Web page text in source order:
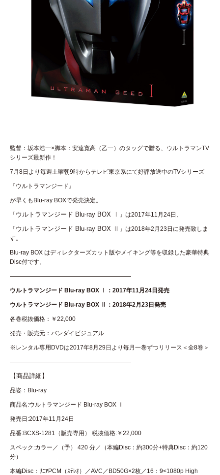
監督：坂本浩一×脚本：安達寛高（乙一）のタッグで贈る、ウルトラマンTV
シリーズ最新作！
7月8日より毎週土曜朝9時からテレビ東京系にて好評放送中のTVシリーズ
『ウルトラマンジード』
が早くもBlu-ray BOXで発売決定。
「ウルトラマンジード Blu-ray BOX Ⅰ 」は2017年11月24日、
「ウルトラマンジード Blu-ray BOX Ⅱ 」は2018年2月23日に発売致しま
す。
Blu-ray BOX はディレクターズカット版やメイキング等を収録した豪華特典
Disc付です。
———————————————————
ウルトラマンジード Blu-ray BOX Ⅰ：2017年11月24日発売
ウルトラマンジード Blu-ray BOX Ⅱ：2018年2月23日発売
各巻税抜価格：￥22,000
発売・販売元：バンダイビジュアル
※レンタル専用DVDは2017年8月29日より毎月一巻ずつリリース＜全8巻＞
———————————————————
【商品詳細】
品姿：Blu-ray
商品名:ウルトラマンジード Blu-ray BOX Ⅰ
発売日:2017年11月24日
品番:BCXS-1281（販売専用） 税抜価格:￥22,000
スペック:カラー／（予） 420 分／（本編Disc：約300分+特典Disc：約120
分）
本編Disc：ﾘﾆｱPCM（ｽﾃﾚｵ）／AVC／BD50G×2枚／16：9<1080p High